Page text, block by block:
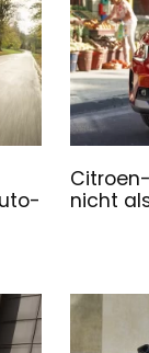
nicht